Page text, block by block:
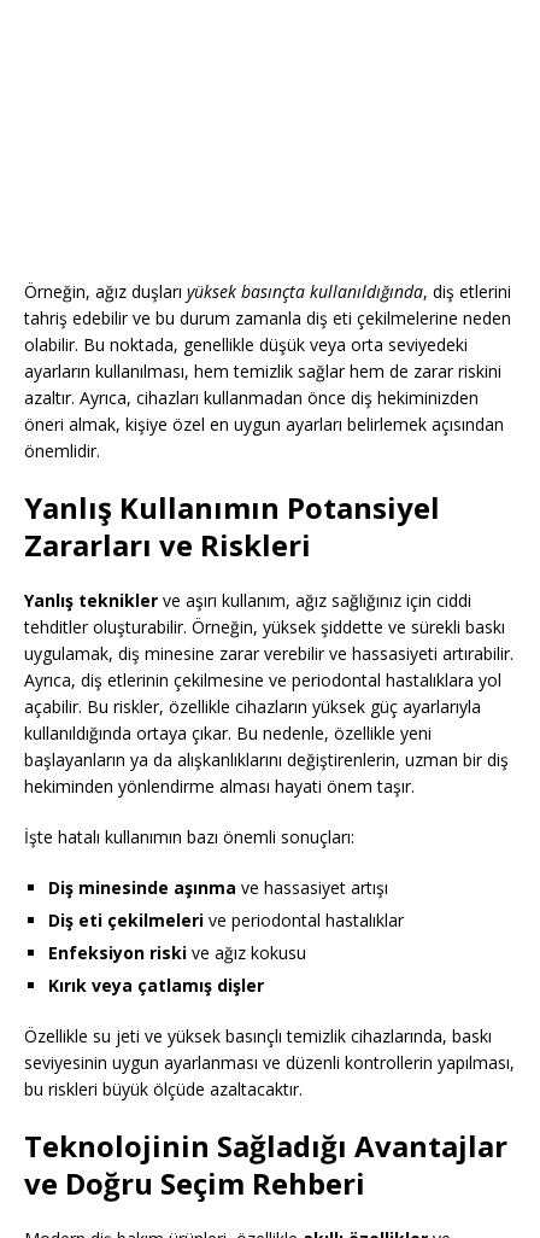
Örneğin, ağız duşları yüksek basınçta kullanıldığında, diş etlerini
tahriş edebilir ve bu durum zamanla diş eti çekilmelerine neden
olabilir. Bu noktada, genellikle düşük veya orta seviyedeki
ayarların kullanılması, hem temizlik sağlar hem de zarar riskini
azaltır. Ayrıca, cihazları kullanmadan önce diş hekiminizden
öneri almak, kişiye özel en uygun ayarları belirlemek açısından
önemlidir.
Yanlış Kullanımın Potansiyel
Zararları ve Riskleri
Yanlış teknikler ve aşırı kullanım, ağız sağlığınız için ciddi
tehditler oluşturabilir. Örneğin, yüksek şiddette ve sürekli baskı
uygulamak, diş minesine zarar verebilir ve hassasiyeti artırabilir.
Ayrıca, diş etlerinin çekilmesine ve periodontal hastalıklara yol
açabilir. Bu riskler, özellikle cihazların yüksek güç ayarlarıyla
kullanıldığında ortaya çıkar. Bu nedenle, özellikle yeni
başlayanların ya da alışkanlıklarını değiştirenlerin, uzman bir diş
hekiminden yönlendirme alması hayati önem taşır.
İşte hatalı kullanımın bazı önemli sonuçları:
Diş minesinde aşınma ve hassasiyet artışı
Diş eti çekilmeleri ve periodontal hastalıklar
Enfeksiyon riski ve ağız kokusu
Kırık veya çatlamış dişler
Özellikle su jeti ve yüksek basınçlı temizlik cihazlarında, baskı
seviyesinin uygun ayarlanması ve düzenli kontrollerin yapılması,
bu riskleri büyük ölçüde azaltacaktır.
Teknolojinin Sağladığı Avantajlar
ve Doğru Seçim Rehberi